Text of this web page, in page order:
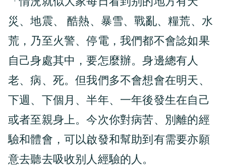
災、地震、 酷熱、暴雪、戰亂、糧荒、水
荒，乃至火警、停電，我們都不會諗如果
自己身處其中，要怎麼辦。身邊總有人
老、病、死。但我們多不會想會在明天、
下週、下個月、半年、一年後發生在自己
或者至親身上。今次你對病苦、別離的經
驗和體會，可以啟發和幫助到有需要亦願
意去聽去吸收别人經驗的人。